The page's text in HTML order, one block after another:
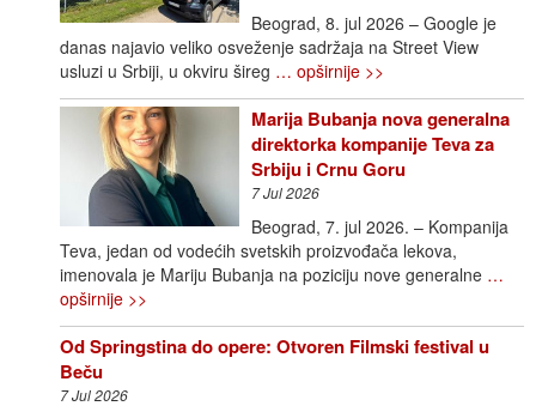
Beograd, 8. jul 2026 – Google je
danas najavio veliko osveženje sadržaja na Street View
usluzi u Srbiji, u okviru šireg … opširnije >>
Marija Bubanja nova generalna
direktorka kompanije Teva za
Srbiju i Crnu Goru
7 Jul 2026
Beograd, 7. jul 2026. – Kompanija
Teva, jedan od vodećih svetskih proizvođača lekova,
imenovala je Mariju Bubanja na poziciju nove generalne …
opširnije >>
Od Springstina do opere: Otvoren Filmski festival u
Beču
7 Jul 2026